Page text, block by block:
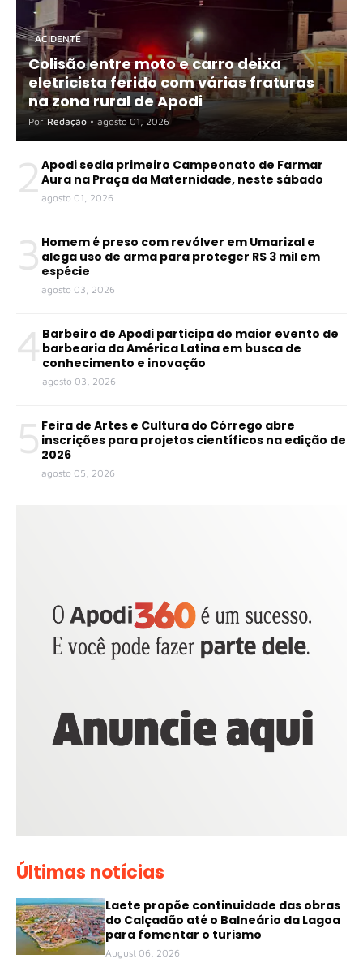
ACIDENTE
Colisão entre moto e carro deixa
eletricista ferido com várias fraturas
na zona rural de Apodi
Por Redação • agosto 01, 2026
2 Apodi sedia primeiro Campeonato de Farmar
Aura na Praça da Maternidade, neste sábado
agosto 01, 2026
3 Homem é preso com revólver em Umarizal e
alega uso de arma para proteger R$ 3 mil em
espécie
agosto 03, 2026
4 Barbeiro de Apodi participa do maior evento de
barbearia da América Latina em busca de
conhecimento e inovação
agosto 03, 2026
5 Feira de Artes e Cultura do Córrego abre
inscrições para projetos científicos na edição de
2026
agosto 05, 2026
Últimas notícias
Laete propõe continuidade das obras
do Calçadão até o Balneário da Lagoa
para fomentar o turismo
August 06, 2026